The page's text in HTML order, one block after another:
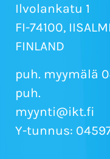
Ilvolankatu 1
FI-74100, IISALMI
FINLAND
puh. myymälä
puh.
myynti@ikt.fi
Y-tunnus: